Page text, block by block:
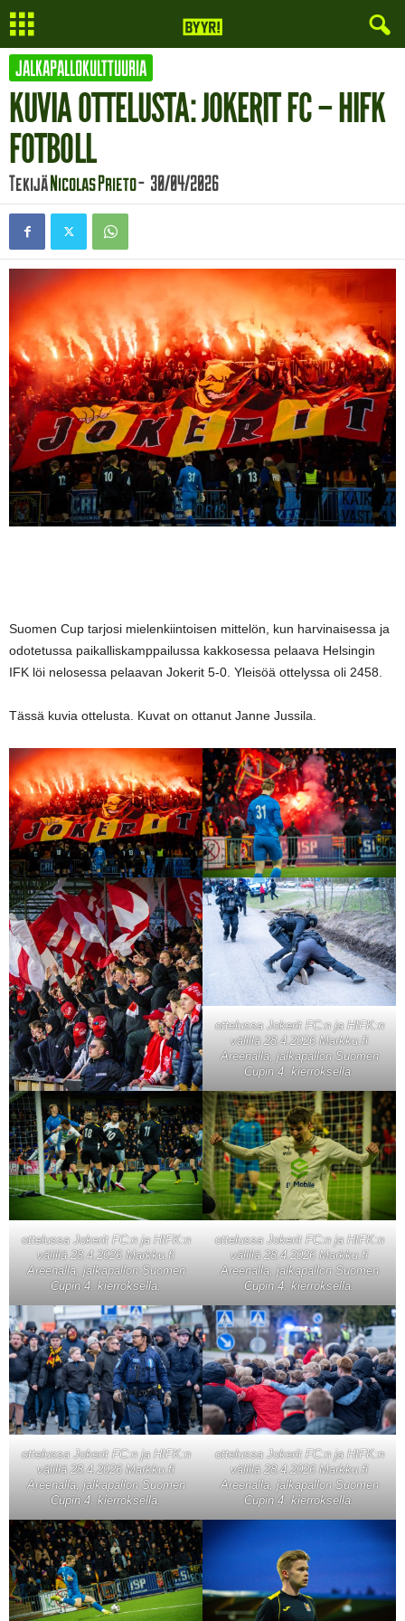
JALKAPALLOKULTTUURIA
KUVIA OTTELUSTA: JOKERIT FC – HIFK
FOTBOLL
TekijäNicolas Prieto- 30/04/2026
Suomen Cup tarjosi mielenkiintoisen mittelön, kun harvinaisessa ja
odotetussa paikalliskamppailussa kakkosessa pelaava Helsingin
IFK löi nelosessa pelaavan Jokerit 5-0. Yleisöä ottelyssa oli 2458.
Tässä kuvia ottelusta. Kuvat on ottanut Janne Jussila.
ottelussa Jokerit FC:n ja HIFK:n
välillä 28.4.2026 Markku.fi
Areenalla, jalkapallon Suomen
Cupin 4. kierroksella.
ottelussa Jokerit FC:n ja HIFK:n
välillä 28.4.2026 Markku.fi
Areenalla, jalkapallon Suomen
Cupin 4. kierroksella.
ottelussa Jokerit FC:n ja HIFK:n
välillä 28.4.2026 Markku.fi
Areenalla, jalkapallon Suomen
Cupin 4. kierroksella.
ottelussa Jokerit FC:n ja HIFK:n
välillä 28.4.2026 Markku.fi
Areenalla, jalkapallon Suomen
Cupin 4. kierroksella.
ottelussa Jokerit FC:n ja HIFK:n
välillä 28.4.2026 Markku.fi
Areenalla, jalkapallon Suomen
Cupin 4. kierroksella.